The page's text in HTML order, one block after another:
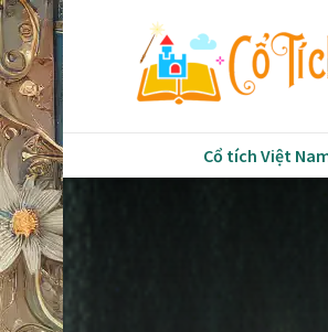
Cổ tích Việt